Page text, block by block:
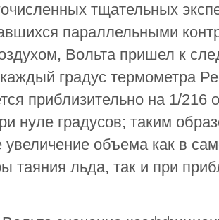
тщательных
параллельными
Вольта пришел к
градус термометра
приблизительно на 1/216
нуле градусов; таким
увеличение объема как в
таяния льда, так и при